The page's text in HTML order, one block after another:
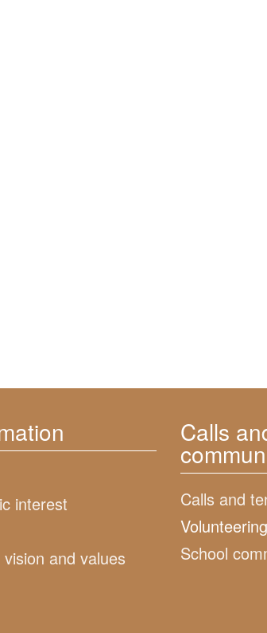
interest
and values
Calls
Calls and
Volunteering
School